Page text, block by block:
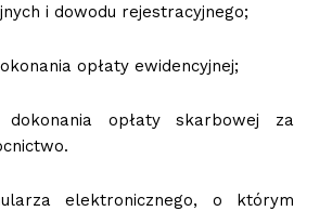
i dowodu rejestracyjnego;
opłaty ewidencyjnej;
dokonania opłaty skarbowej za
elektronicznego, o którym